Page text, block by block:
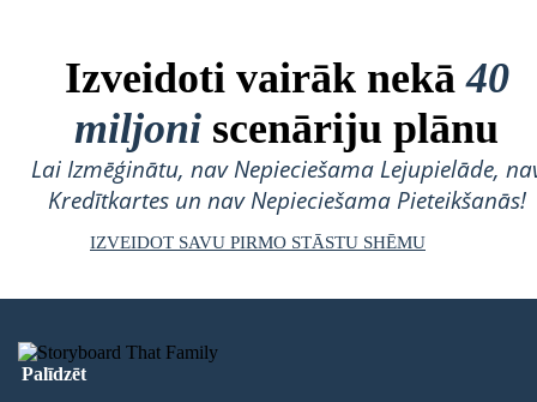
Izveidoti vairāk nekā40
miljoni scenāriju plānu
Lai Izmēģinātu, nav Nepieciešama Lejupielāde,
Kredītkartes un nav Nepieciešama Pieteikšanās!
IZVEIDOT SAVU PIRMO STĀSTU SHĒMU
Palīdzēt